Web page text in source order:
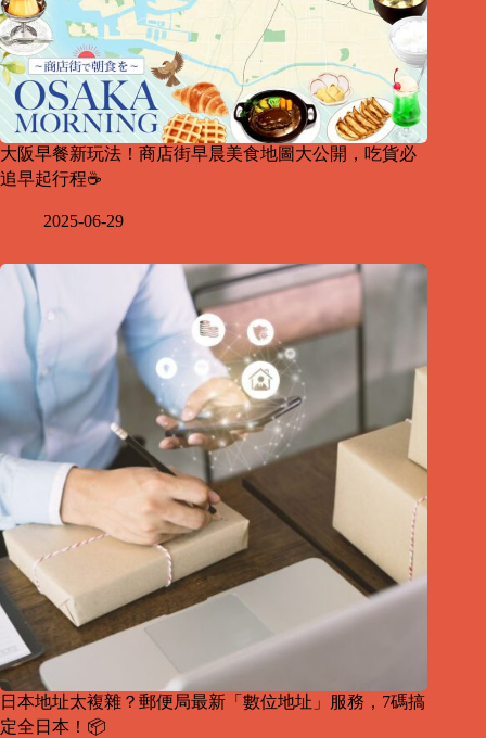
大阪早餐新玩法！商店街早晨美食地圖大公開，吃貨必
追早起行程☕
2025-06-29
日本地址太複雜？郵便局最新「數位地址」服務，7碼搞
定全日本！📦